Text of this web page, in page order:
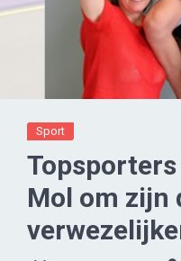
Sport
Mol om zijn